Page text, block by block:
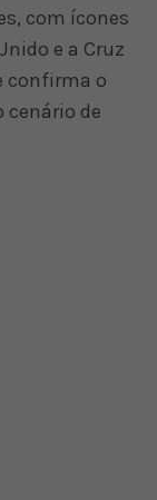
com ícones
e a Cruz
confirma o
cenário de